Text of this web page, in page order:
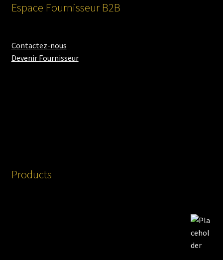
Espace Fournisseur B2B
Contactez-nous
Devenir Fournisseur
Products